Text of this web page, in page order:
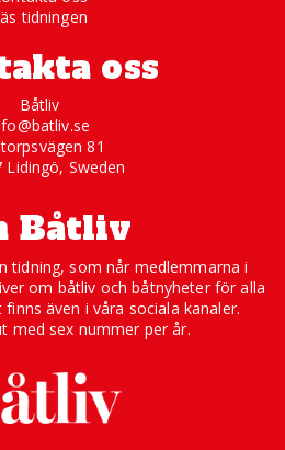
tidningen
oss
Båtliv
81
Lidingö, Sweden
Båtliv
tidning, som når medlemmarna i
om båtliv och båtnyheter för alla
även i våra sociala kanaler.
med sex nummer per år.